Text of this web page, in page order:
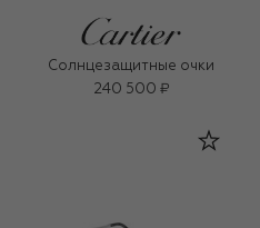
Солнцезащитные очки
240 500 ₽